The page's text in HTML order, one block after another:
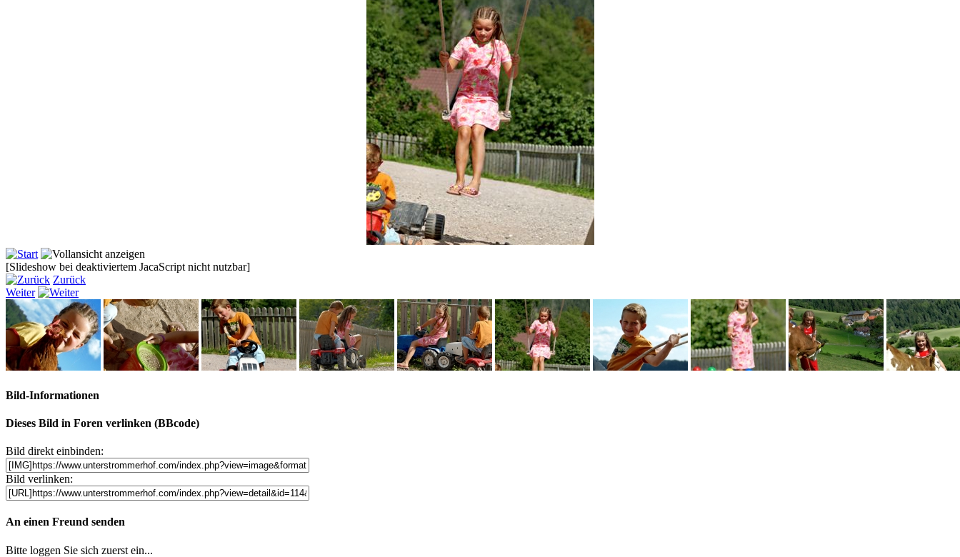
[Slideshow bei deaktiviertem JacaScript nicht nutzbar]
Zurück
Weiter
Bild-Informationen
Dieses Bild in Foren verlinken (BBcode)
Bild direkt einbinden:
Bild verlinken:
An einen Freund senden
Bitte loggen Sie sich zuerst ein...